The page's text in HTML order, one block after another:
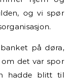
og vi spør
på døra,
det var spor
hadde blitt til